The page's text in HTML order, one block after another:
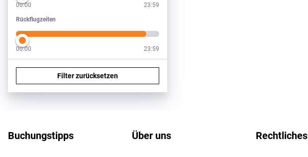
00:00 23:59
Rückflugzeiten
Rückflugzeiten
00:00 23:59
Filter zurücksetzen
Footer navigation
Buchungstipps Über uns Rechtliches